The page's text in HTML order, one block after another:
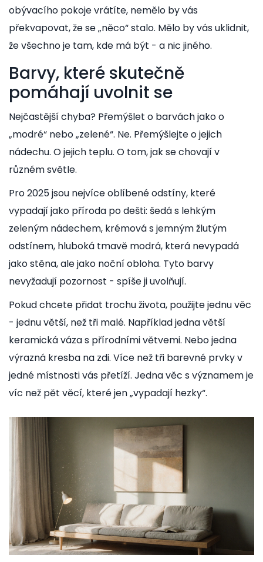
obývacího pokoje vrátíte, nemělo by vás
překvapovat, že se „něco“ stalo. Mělo by vás uklidnit,
že všechno je tam, kde má být - a nic jiného.
Barvy, které skutečně
pomáhají uvolnit se
Nejčastější chyba? Přemýšlet o barvách jako o
„modré“ nebo „zelené“. Ne. Přemýšlejte o jejich
nádechu. O jejich teplu. O tom, jak se chovají v
různém světle.
Pro 2025 jsou nejvíce oblíbené odstíny, které
vypadají jako příroda po dešti: šedá s lehkým
zeleným nádechem, krémová s jemným žlutým
odstínem, hluboká tmavě modrá, která nevypadá
jako stěna, ale jako noční obloha. Tyto barvy
nevyžadují pozornost - spíše ji uvolňují.
Pokud chcete přidat trochu života, použijte jednu věc
- jednu větší, než tři malé. Například jedna větší
keramická váza s přírodními větvemi. Nebo jedna
výrazná kresba na zdi. Více než tři barevné prvky v
jedné místnosti vás přetíží. Jedna věc s významem je
víc než pět věcí, které jen „vypadají hezky“.